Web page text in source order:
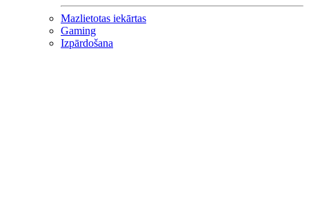
Mazlietotas iekārtas
Gaming
Izpārdošana